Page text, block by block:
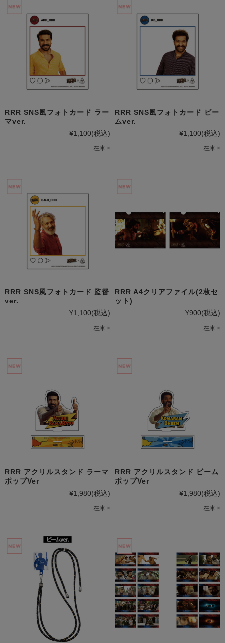
RRR SNS風フォトカード ラー
マver.
¥1,100(税込)
在庫 ×
RRR SNS風フォトカード ビー
ムver.
¥1,100(税込)
在庫 ×
RRR SNS風フォトカード 監督
ver.
¥1,100(税込)
在庫 ×
RRR A4クリアファイル(2枚セ
ット)
¥900(税込)
在庫 ×
RRR アクリルスタンド ラーマ
ポップVer
¥1,980(税込)
在庫 ×
RRR アクリルスタンド ビーム
ポップVer
¥1,980(税込)
在庫 ×